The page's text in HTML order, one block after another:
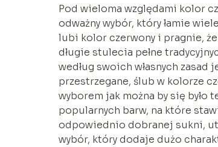
Pod wieloma względami kolor
odważny wybór, który łamie
lubi kolor czerwony i pragnie,
długie stulecia pełne
według swoich własnych
przestrzegane, ślub w kolorze
wyborem jak można by się
popularnych barw, na które
odpowiednio dobranej sukni,
wybór, który dodaje dużo